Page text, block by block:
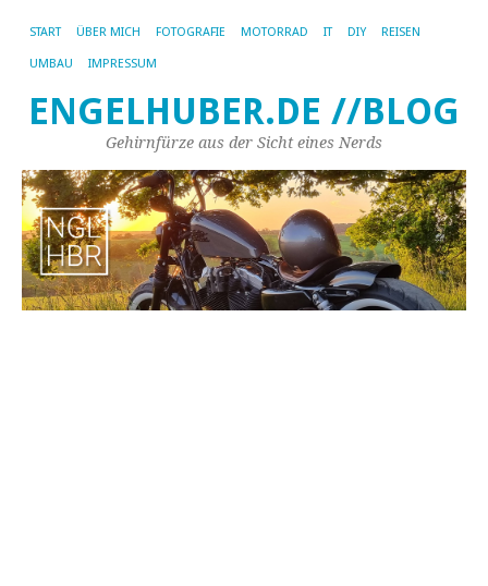
START ÜBER MICH FOTOGRAFIE MOTORRAD IT DIY REISEN
UMBAU IMPRESSUM
ENGELHUBER.DE //BLOG
Gehirnfürze aus der Sicht eines Nerds